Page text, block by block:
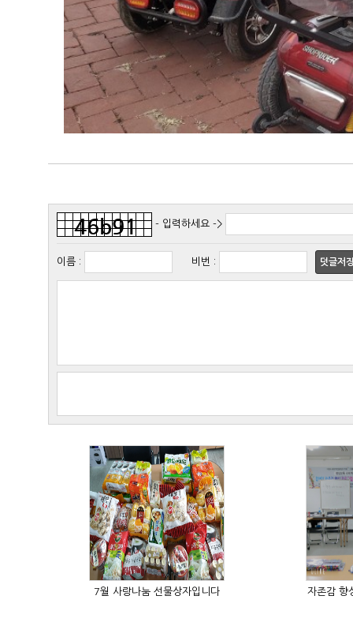
- 입력하세요 ->
이름: 비번 : 덧글저
7월 사랑나눔 선물상자입니다